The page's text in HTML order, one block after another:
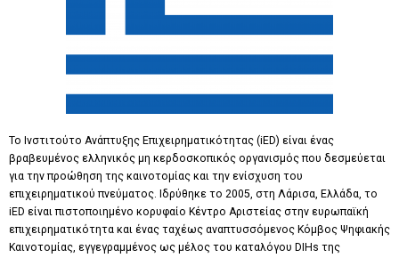
Το Ινστιτούτο Ανάπτυξης Επιχειρηματικότητας (iED) είναι ένας
βραβευμένος ελληνικός μη κερδοσκοπικός οργανισμός που δεσμεύεται
για την προώθηση της καινοτομίας και την ενίσχυση του
επιχειρηματικού πνεύματος. Ιδρύθηκε το 2005, στη Λάρισα, Ελλάδα, το
iED είναι πιστοποιημένο κορυφαίο Κέντρο Αριστείας στην ευρωπαϊκή
επιχειρηματικότητα και ένας ταχέως αναπτυσσόμενος Κόμβος Ψηφιακής
Καινοτομίας, εγγεγραμμένος ως μέλος του καταλόγου DIHs της